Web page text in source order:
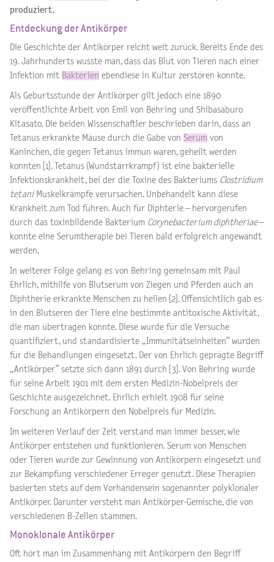
produziert.
Entdeckung der Antikörper
Die Geschichte der Antikörper reicht weit zurück. Bereits Ende des
19. Jahrhunderts wusste man, dass das Blut von Tieren nach einer
Infektion mit Bakterien ebendiese in Kultur zerstören konnte.
Als Geburtsstunde der Antikörper gilt jedoch eine 1890
veröffentlichte Arbeit von Emil von Behring und Shibasaburo
Kitasato. Die beiden Wissenschaftler beschrieben darin, dass an
Tetanus erkrankte Mäuse durch die Gabe von Serum von
Kaninchen, die gegen Tetanus immun waren, geheilt werden
konnten [1]. Tetanus (Wundstarrkrampf) ist eine bakterielle
Infektionskrankheit, bei der die Toxine des Bakteriums Clostridium
tetaniMuskelkrämpfe verursachen. Unbehandelt kann diese
Krankheit zum Tod führen. Auch für Diphterie – hervorgerufen
durch das toxinbildende Bakterium Corynebacterium diphtheriae–
konnte eine Serumtherapie bei Tieren bald erfolgreich angewandt
werden.
In weiterer Folge gelang es von Behring gemeinsam mit Paul
Ehrlich, mithilfe von Blutserum von Ziegen und Pferden auch an
Diphtherie erkrankte Menschen zu heilen [2]. Offensichtlich gab es
in den Blutseren der Tiere eine bestimmte antitoxische Aktivität,
die man übertragen konnte. Diese wurde für die Versuche
quantifiziert, und standardisierte „Immunitätseinheiten“ wurden
für die Behandlungen eingesetzt. Der von Ehrlich geprägte Begriff
„Antikörper“ setzte sich dann 1891 durch [3]. Von Behring wurde
für seine Arbeit 1901 mit dem ersten Medizin-Nobelpreis der
Geschichte ausgezeichnet. Ehrlich erhielt 1908 für seine
Forschung an Antikörpern den Nobelpreis für Medizin.
Im weiteren Verlauf der Zeit verstand man immer besser, wie
Antikörper entstehen und funktionieren. Serum von Menschen
oder Tieren wurde zur Gewinnung von Antikörpern eingesetzt und
zur Bekämpfung verschiedener Erreger genutzt. Diese Therapien
basierten stets auf dem Vorhandensein sogenannter polyklonaler
Antikörper. Darunter versteht man Antikörper-Gemische, die von
verschiedenen B-Zellen stammen.
Monoklonale Antikörper
Oft hört man im Zusammenhang mit Antikörpern den Begriff